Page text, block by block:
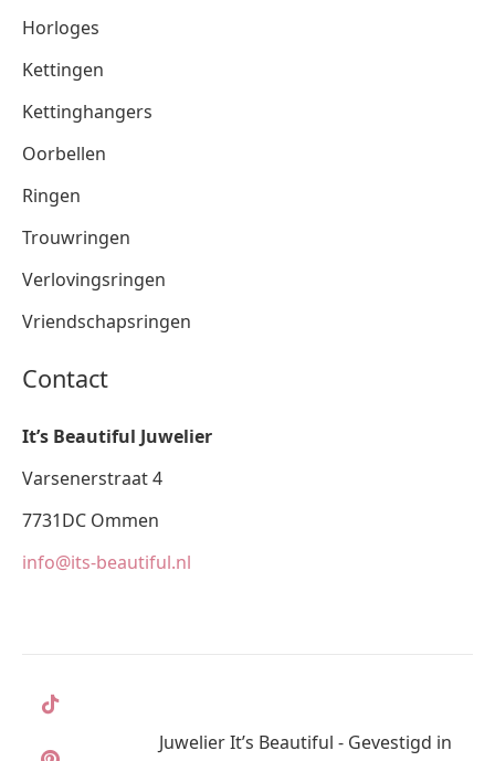
Horloges
Kettingen
Kettinghangers
Oorbellen
Ringen
Trouwringen
Verlovingsringen
Vriendschapsringen
Contact
It’s Beautiful Juwelier
Varsenerstraat 4
7731DC Ommen
info@its-beautiful.nl
Juwelier It’s Beautiful - Gevestigd in